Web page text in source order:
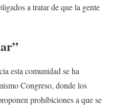
a tratar de que la gente
esta comunidad se ha
Congreso, donde los
prohibiciones a que se